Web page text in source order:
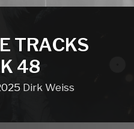
TRACKS
48
Dirk Weiss